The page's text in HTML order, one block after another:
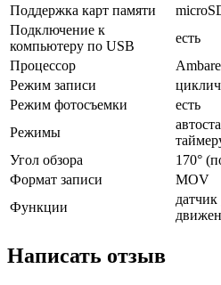
Поддержка карт памяти
Подключение к
компьютеру по USB
есть
Процессор
Режим записи
Режим фотосъемки
есть
Режимы
Угол обзора
170°
Формат записи
MOV
Функции
датчик
Написать отзыв